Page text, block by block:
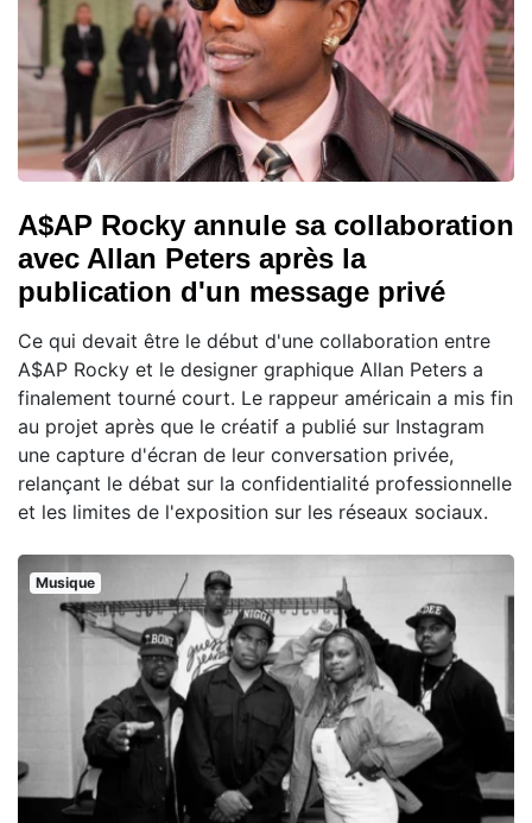
A$AP Rocky annule sa collaboration
avec Allan Peters après la
publication d'un message privé
Ce qui devait être le début d'une collaboration entre
A$AP Rocky et le designer graphique Allan Peters a
finalement tourné court. Le rappeur américain a mis fin
au projet après que le créatif a publié sur Instagram
une capture d'écran de leur conversation privée,
relançant le débat sur la confidentialité professionnelle
et les limites de l'exposition sur les réseaux sociaux.
Musique